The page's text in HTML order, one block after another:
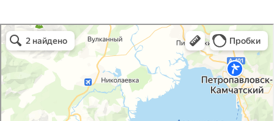
Снежная долина в Камчатском крае
Камчатский край